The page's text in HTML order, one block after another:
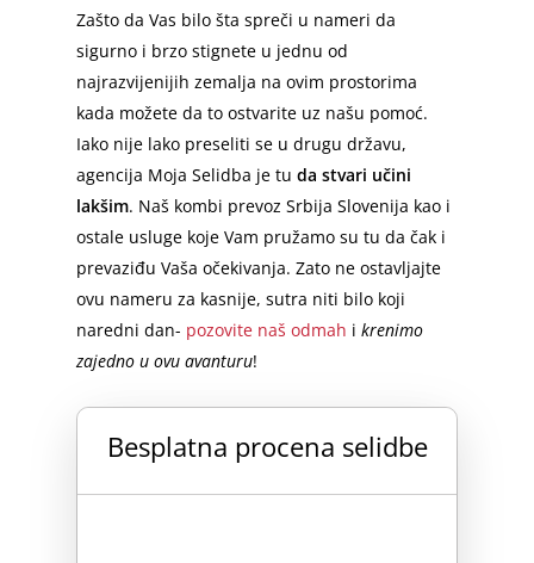
Zašto da Vas bilo šta spreči u nameri da
sigurno i brzo stignete u jednu od
najrazvijenijih zemalja na ovim prostorima
kada možete da to ostvarite uz našu pomoć.
Iako nije lako preseliti se u drugu državu,
agencija Moja Selidba je tuda stvari učini
lakšim. Naš kombi prevoz Srbija Slovenija kao i
ostale usluge koje Vam pružamo su tu da čak i
prevaziđu Vaša očekivanja. Zato ne ostavljajte
ovu nameru za kasnije, sutra niti bilo koji
naredni dan- pozovite naš odmah ikrenimo
zajedno u ovu avanturu!
Besplatna procena selidbe
Ljubljana – Beograd